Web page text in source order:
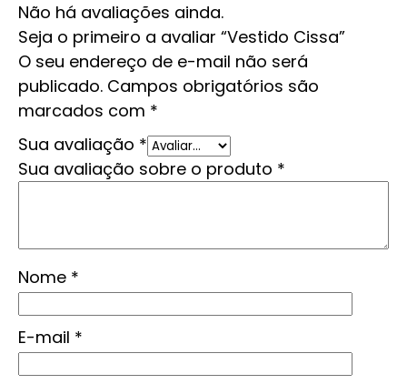
Não há avaliações ainda.
Seja o primeiro a avaliar “Vestido Cissa”
O seu endereço de e-mail não será
publicado. Campos obrigatórios são
marcados com *
Sua avaliação *
Sua avaliação sobre o produto *
Nome *
E-mail *